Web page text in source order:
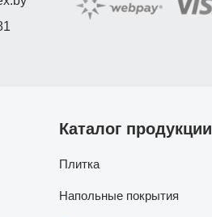
Каталог продукции
Плитка
Напольные покрытия